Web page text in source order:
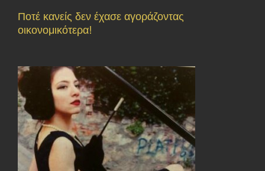
Ποτέ κανείς δεν έχασε αγοράζοντας
οικονομικότερα!